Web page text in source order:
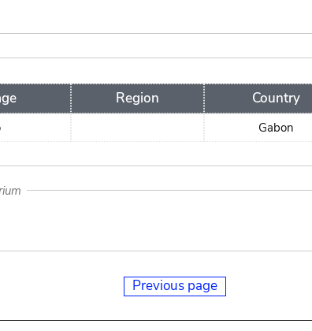
Region Country
Gabon
Previous page